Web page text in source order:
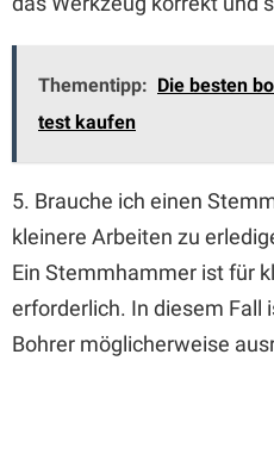
Thementipp: Die besten
test kaufen
5. Brauche ich einen
kleinere Arbeiten zu
Ein Stemmhammer ist für
erforderlich. In diesem Fall
Bohrer möglicherweise